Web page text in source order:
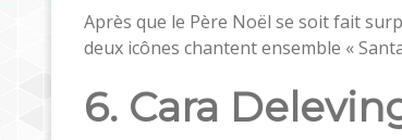
Après que le Père Noël se soit fait
deux icônes chantent ensemble «
6. Cara